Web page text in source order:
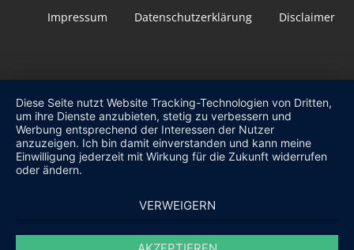
Impressum Datenschutzerklärung Disclaimer
Diese Seite nutzt Website Tracking-Technologien von Dritten,
um ihre Dienste anzubieten, stetig zu verbessern und
Werbung entsprechend der Interessen der Nutzer
anzuzeigen. Ich bin damit einverstanden und kann meine
Einwilligung jederzeit mit Wirkung für die Zukunft widerrufen
oder ändern.
VERWEIGERN